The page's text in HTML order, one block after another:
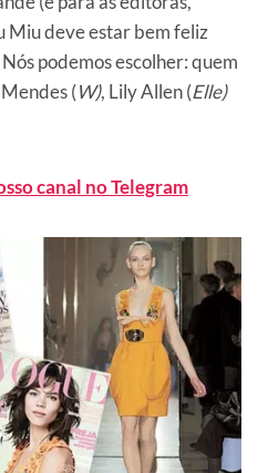
Miu deve estar bem feliz
podemos escolher: quem
(W), Lily Allen (Elle)
canal no Telegram